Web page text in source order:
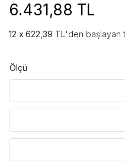
6.431,88 TL
622,39 TL'den başlayan
Ölçü